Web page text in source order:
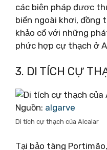
các biện pháp được
biển ngoài khơi, đồng
khảo cổ với những
phức hợp cự thạch ở
3. DI TÍCH CỰ
Nguồn: algarve
Di tích cự thạch của Alcalar
Tại bảo tàng